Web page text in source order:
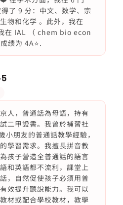
了 9 分：中文、数学、宗
物和化学 。此外，我在
在 IAL （ chem bio econ
绩为 4A⭐️.
人，普通話為母語，持有
二甲證書。我曾於補習社
小朋友的普通話教學經驗，
學習需求。我擅長拼音教
孩子營造全普通話的語言
和英語都不流利，課堂上
，自然促使孩子必須用普
效提升聽說能力。我可以
材或配合學校教材，教學